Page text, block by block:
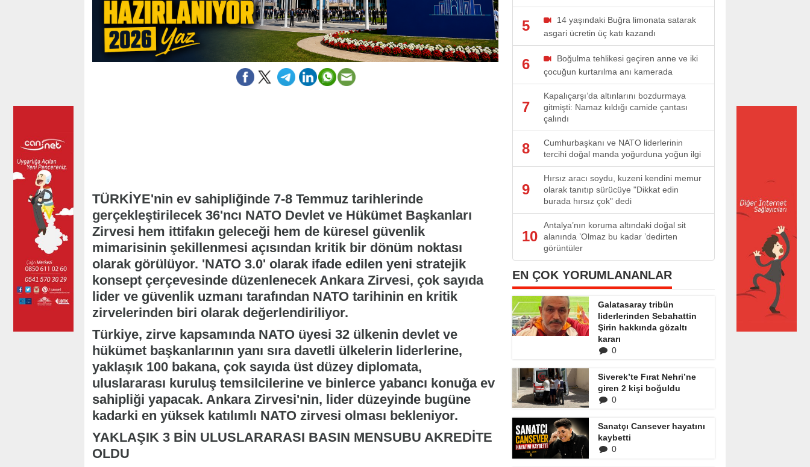
TÜRKİYE'nin ev sahipliğinde 7-8 Temmuz tarihlerinde
gerçekleştirilecek 36'ncı NATO Devlet ve Hükümet Başkanları
Zirvesi hem ittifakın geleceği hem de küresel güvenlik
mimarisinin şekillenmesi açısından kritik bir dönüm noktası
olarak görülüyor. 'NATO 3.0' olarak ifade edilen yeni stratejik
konsept çerçevesinde düzenlenecek Ankara Zirvesi, çok sayıda
lider ve güvenlik uzmanı tarafından NATO tarihinin en kritik
zirvelerinden biri olarak değerlendiriliyor.
Türkiye, zirve kapsamında NATO üyesi 32 ülkenin devlet ve
hükümet başkanlarının yanı sıra davetli ülkelerin liderlerine,
yaklaşık 100 bakana, çok sayıda üst düzey diplomata,
uluslararası kuruluş temsilcilerine ve binlerce yabancı konuğa ev
sahipliği yapacak. Ankara Zirvesi'nin, lider düzeyinde bugüne
kadarki en yüksek katılımlı NATO zirvesi olması bekleniyor.
YAKLAŞIK 3 BİN ULUSLARARASI BASIN MENSUBU AKREDİTE
OLDU
5
14 yaşındaki Buğra limonata satarak
asgari ücretin üç katı kazandı
6
Boğulma tehlikesi geçiren anne ve iki
çocuğun kurtarılma anı kamerada
7
Kapalıçarşı’da altınlarını bozdurmaya
gitmişti: Namaz kıldığı camide çantası
çalındı
8
Cumhurbaşkanı ve NATO liderlerinin
tercihi doğal manda yoğurduna yoğun ilgi
9
Hırsız aracı soydu, kuzeni kendini memur
olarak tanıtıp sürücüye "Dikkat edin
burada hırsız çok" dedi
10
Antalya’nın koruma altındaki doğal sit
alanında ’Olmaz bu kadar ’dedirten
görüntüler
EN ÇOK YORUMLANANLAR
Galatasaray tribün
liderlerinden Sebahattin
Şirin hakkında gözaltı
kararı
0
Siverek’te Fırat Nehri’ne
giren 2 kişi boğuldu
0
Sanatçı Cansever hayatını
kaybetti
0